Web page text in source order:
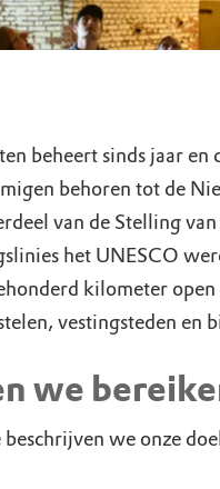
beheert sinds jaar en
behoren tot de
van de Stelling
het UNESCO
kilometer
vestingsteden en
we
beschrijven we onze